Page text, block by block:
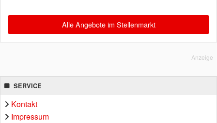
Alle Angebote im Stellenmarkt
Anzeige
SERVICE
Kontakt
Impressum